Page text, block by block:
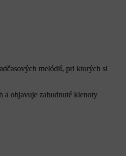
melódií, pri ktorých si
a objavuje zabudnuté klenoty